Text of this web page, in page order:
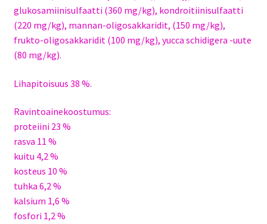
glukosamiinisulfaatti (360 mg/kg), kondroitiinisulfaatti
(220 mg/kg), mannan-oligosakkaridit, (150 mg/kg),
frukto-oligosakkaridit (100 mg/kg), yucca schidigera -uute
(80 mg/kg).
Lihapitoisuus 38 %.
Ravintoainekoostumus:
proteiini 23 %
rasva 11 %
kuitu 4,2 %
kosteus 10 %
tuhka 6,2 %
kalsium 1,6 %
fosfori 1,2 %